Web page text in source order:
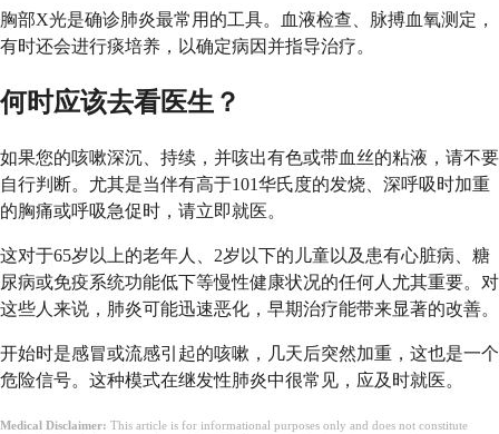
胸部X光是确诊肺炎最常用的工具。血液检查、脉搏血氧测定，
有时还会进行痰培养，以确定病因并指导治疗。
何时应该去看医生？
如果您的咳嗽深沉、持续，并咳出有色或带血丝的粘液，请不要
自行判断。尤其是当伴有高于101华氏度的发烧、深呼吸时加重
的胸痛或呼吸急促时，请立即就医。
这对于65岁以上的老年人、2岁以下的儿童以及患有心脏病、糖
尿病或免疫系统功能低下等慢性健康状况的任何人尤其重要。对
这些人来说，肺炎可能迅速恶化，早期治疗能带来显著的改善。
开始时是感冒或流感引起的咳嗽，几天后突然加重，这也是一个
危险信号。这种模式在继发性肺炎中很常见，应及时就医。
Medical Disclaimer: This article is for informational purposes only and does not constitute